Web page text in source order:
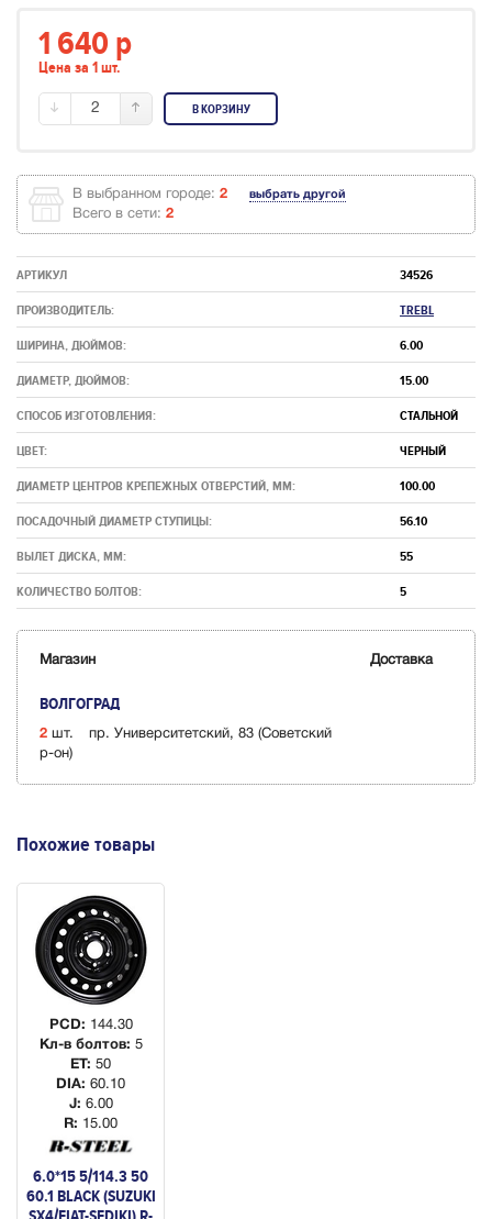
1 640 p
Цена за 1 шт.
2 В КОРЗИНУ
В выбранном городе: 2 выбрать другой
Всего в сети: 2
АРТИКУЛ 34526
ПРОИЗВОДИТЕЛЬ: TREBL
ШИРИНА, ДЮЙМОВ: 6.00
ДИАМЕТР, ДЮЙМОВ: 15.00
СПОСОБ ИЗГОТОВЛЕНИЯ: СТАЛЬНОЙ
ЦВЕТ: ЧЕРНЫЙ
ДИАМЕТР ЦЕНТРОВ КРЕПЕЖНЫХ ОТВЕРСТИЙ, ММ: 100.00
ПОСАДОЧНЫЙ ДИАМЕТР СТУПИЦЫ: 56.10
ВЫЛЕТ ДИСКА, ММ: 55
КОЛИЧЕСТВО БОЛТОВ: 5
Магазин Доставка
ВОЛГОГРАД
2 шт.
пр. Университетский, 83 (Советский
р-он)
Похожие товары
PCD: 144.30
Кл-в болтов: 5
ET: 50
DIA: 60.10
J: 6.00
R: 15.00
6.0*15 5/114.3 50
60.1 BLACK (SUZUKI